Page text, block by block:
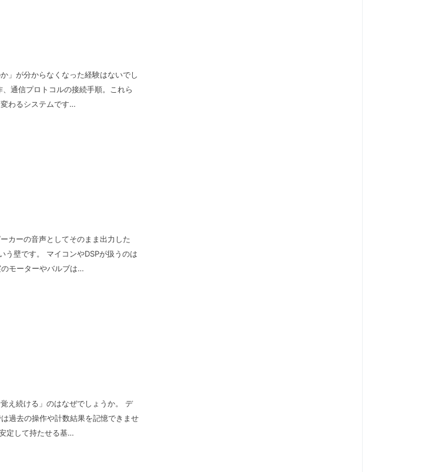
」が分からなくなった経験はないでし
通信プロトコルの接続手順。これら
わるシステムです…
カーの音声としてそのまま出力した
う壁です。 マイコンやDSPが扱うのは
モーターやバルブは…
え続ける」のはなぜでしょうか。 デ
過去の操作や計数結果を記憶できませ
定して持たせる基…